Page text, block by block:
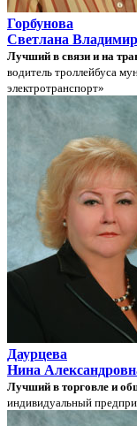
Горбунова
Светлана
Лучший в связи и на
водитель троллейбуса
электротранспорт»
Даурцева
Нина
Лучший в торговле и
индивидуальный